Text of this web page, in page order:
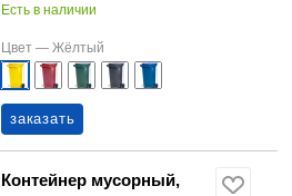
Есть в наличии
Цвет — Жёлтый
заказать
Контейнер мусорный,